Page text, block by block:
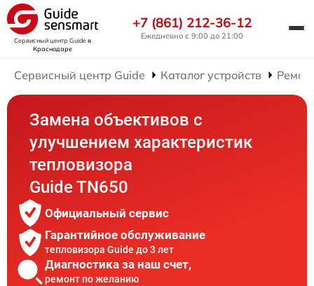
Сервисный центр Guideв
Краснодаре
+7 (861) 212-36-12
Ежедневно с 9:00 до 21:00
Сервисный центр Guide Каталог устройств
Замена объективов с
улучшением характеристик
тепловизора
Guide TN650
Официальный сервис
Гарантийное обслуживание
тепловизора Guide до 3 лет
Диагностика за наш счет,
ремонт по желанию